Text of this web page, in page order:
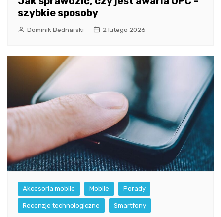
szybkie sposoby
Dominik Bednarski 2 lutego 2026
Akcesoria mobile Mobile Porady
Recenzje technologiczne Smartfony